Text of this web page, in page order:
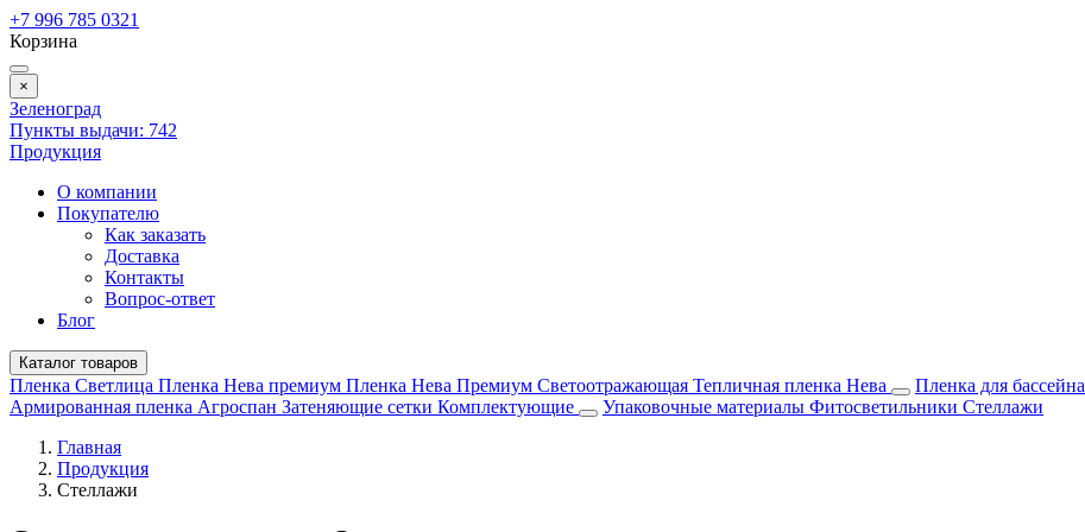
+7 996 785 0321
Корзина
×
Зеленоград
Пункты выдачи: 742
Продукция
О компании
Покупателю
Как заказать
Доставка
Контакты
Вопрос-ответ
Блог
Каталог товаров
Пленка Светлица Пленка Нева премиум Пленка Нева Премиум Светоотражающая Тепличная пленка Нева Пленка для бассейна
Армированная пленка Агроспан Затеняющие сетки Комплектующие Упаковочные материалы Фитосветильники Стеллажи
Главная
Продукция
Стеллажи